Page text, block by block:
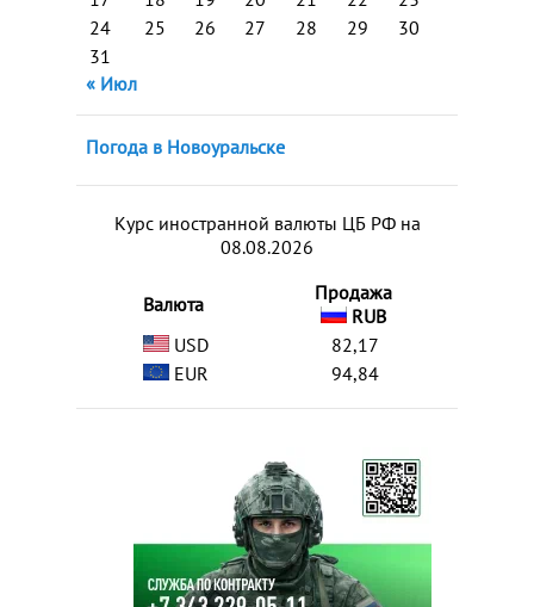
24
25 26 27 28 29
30
31
« Июл
Погода в Новоуральске
Курс иностранной валюты ЦБ РФ на
08.08.2026
Валюта
Продажа
RUB
USD
82,17
EUR
94,84